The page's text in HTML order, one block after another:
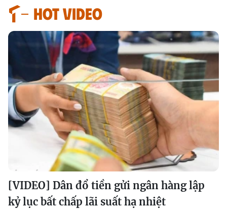
HOT VIDEO
[VIDEO] Dân đổ tiền gửi ngân hàng lập
kỷ lục bất chấp lãi suất hạ nhiệt